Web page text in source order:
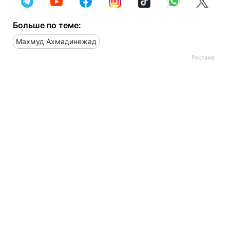
Больше по теме:
Махмуд Ахмадинежад